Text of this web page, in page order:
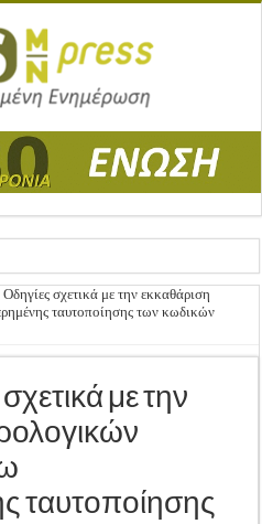
προς Δήμο Μεσολογγίου
ΓΕΝΙΚΗ ΣΥΝΕΛΕΥΣΗ
Σχεδίων Βελτίωσης
Συνεταιρισμού Μεσολογγίου-
σχετικά με την εκκαθάριση
ταυτοποίησης των κωδικών
με την
ταυτοποίησης